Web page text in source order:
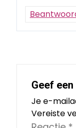
Geef
Je e-
Vereiste